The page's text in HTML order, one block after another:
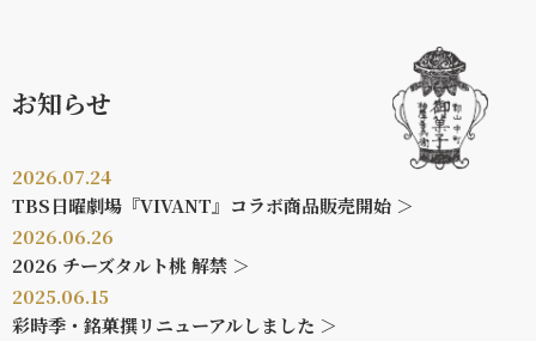
お知らせ
2026.07.24
TBS日曜劇場『VIVANT』コラボ商品販売開始 ＞
2026.06.26
2026 チーズタルト桃 解禁 ＞
2025.06.15
彩時季・銘菓撰リニューアルしました ＞